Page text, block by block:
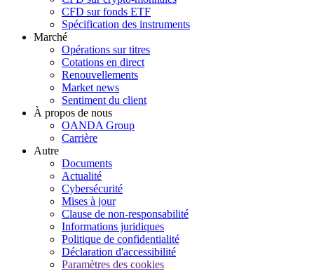
CFD sur fonds ETF
Spécification des instruments
Marché
Opérations sur titres
Cotations en direct
Renouvellements
Market news
Sentiment du client
À propos de nous
OANDA Group
Carrière
Autre
Documents
Actualité
Cybersécurité
Mises à jour
Clause de non-responsabilité
Informations juridiques
Politique de confidentialité
Déclaration d'accessibilité
Paramètres des cookies